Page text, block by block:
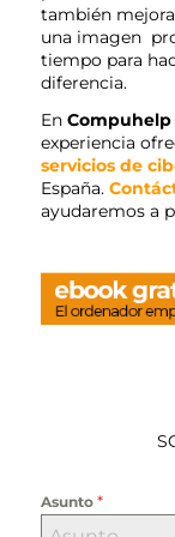
también
una imagen
tiempo para
diferencia.
En Compuhelp
experiencia
servicios de
España.
ayudaremos a
Asunto *